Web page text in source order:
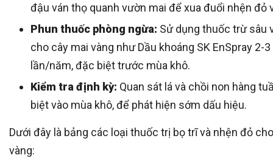
đậu ván thọ quanh vườn mai để xua đuổi nhện đỏ
Phun thuốc phòng ngừa: Sử dụng thuốc trừ sâu
cho cây mai vàng như Dầu khoáng SK EnSpray 2-3
lần/năm, đặc biệt trước mùa khô.
Kiểm tra định kỳ: Quan sát lá và chồi non hàng
biệt vào mùa khô, để phát hiện sớm dấu hiệu.
Dưới đây là bảng các loại thuốc trị bọ trĩ và nhện đỏ
vàng: